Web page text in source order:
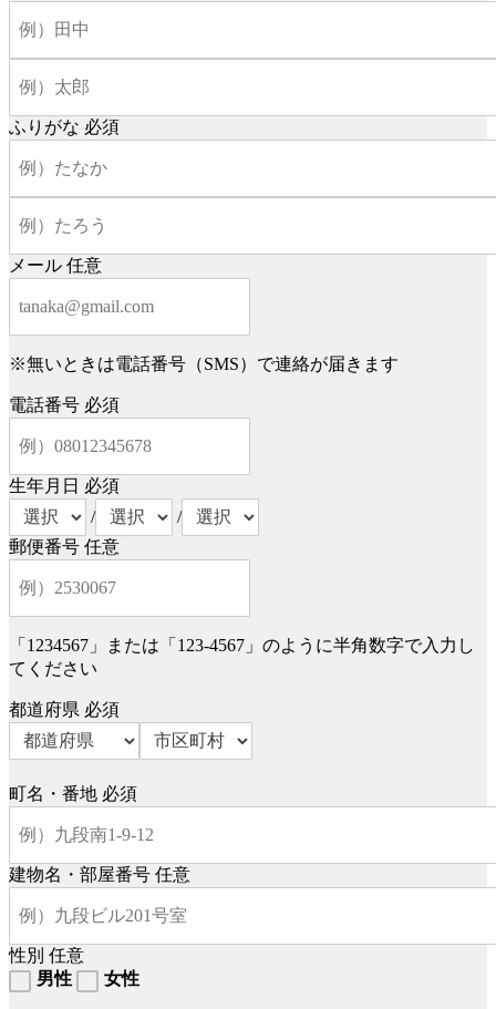
ふりがな 必須
メール 任意
※無いときは電話番号（SMS）で連絡が届きます
電話番号 必須
生年月日 必須
/
/
郵便番号 任意
「1234567」または「123-4567」のように半角数字で入力し
てください
都道府県 必須
町名・番地 必須
建物名・部屋番号 任意
性別 任意
男性
女性